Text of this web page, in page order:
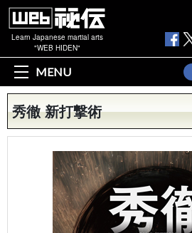
Learn Japanese martial arts
"WEB HIDEN"
MENU
秀徹 新打撃術